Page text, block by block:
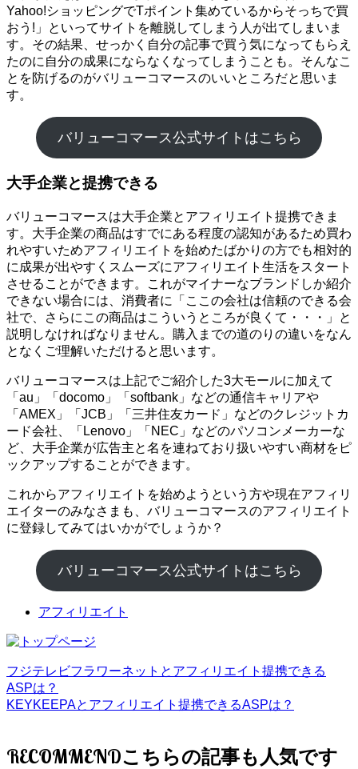
Yahoo!ショッピングでTポイント集めているからそっちで買
おう!」といってサイトを離脱してしまう人が出てしまいま
す。その結果、せっかく自分の記事で買う気になってもらえ
たのに自分の成果にならなくなってしまうことも。そんなこ
とを防げるのがバリューコマースのいいところだと思いま
す。
バリューコマース公式サイトはこちら
大手企業と提携できる
バリューコマースは大手企業とアフィリエイト提携できま
す。大手企業の商品はすでにある程度の認知があるため買わ
れやすいためアフィリエイトを始めたばかりの方でも相対的
に成果が出やすくスムーズにアフィリエイト生活をスタート
させることができます。これがマイナーなブランドしか紹介
できない場合には、消費者に「ここの会社は信頼のできる会
社で、さらにこの商品はこういうところが良くて・・・」と
説明しなければなりません。購入までの道のりの違いをなん
となくご理解いただけると思います。
バリューコマースは上記でご紹介した3大モールに加えて
「au」「docomo」「softbank」などの通信キャリアや
「AMEX」「JCB」「三井住友カード」などのクレジットカ
ード会社、「Lenovo」「NEC」などのパソコンメーカーな
ど、大手企業が広告主と名を連ねており扱いやすい商材をピ
ックアップすることができます。
これからアフィリエイトを始めようという方や現在アフィリ
エイターのみなさまも、バリューコマースのアフィリエイト
に登録してみてはいかがでしょうか？
バリューコマース公式サイトはこちら
アフィリエイト
フジテレビフラワーネットとアフィリエイト提携できる
ASPは？
KEYKEEPAとアフィリエイト提携できるASPは？
RECOMMEND